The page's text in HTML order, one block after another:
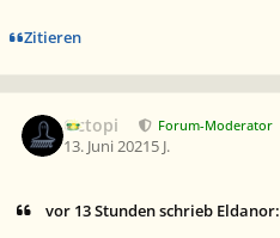
Zitieren
Octopi Forum-Moderator
13. Juni 20215 J.
vor 13 Stunden schrieb Eldanor: